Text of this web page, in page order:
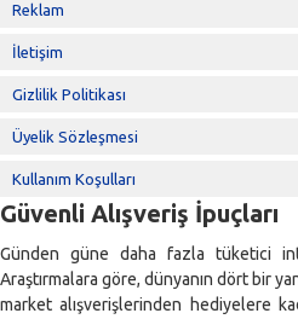
Reklam
İletişim
Gizlilik Politikası
Üyelik Sözleşmesi
Kullanım Koşulları
Güvenli Alışveriş İpuçları
Günden güne daha fazla tüketici
Araştırmalara göre, dünyanın dört bir
market alışverişlerinden hediyelere